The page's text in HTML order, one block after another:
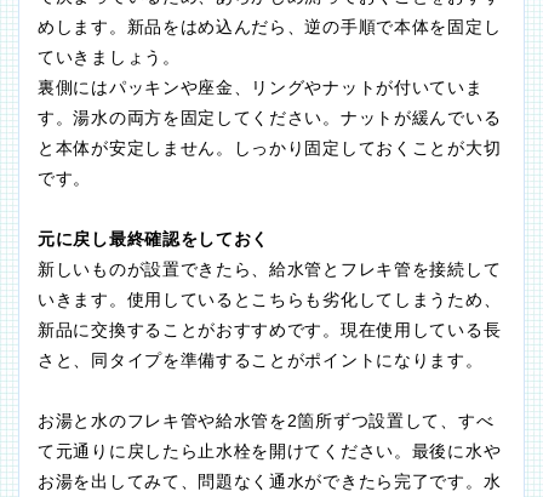
めします。新品をはめ込んだら、逆の手順で本体を固定し
ていきましょう。
裏側にはパッキンや座金、リングやナットが付いていま
す。湯水の両方を固定してください。ナットが緩んでいる
と本体が安定しません。しっかり固定しておくことが大切
です。
元に戻し最終確認をしておく
新しいものが設置できたら、給水管とフレキ管を接続して
いきます。使用しているとこちらも劣化してしまうため、
新品に交換することがおすすめです。現在使用している長
さと、同タイプを準備することがポイントになります。
お湯と水のフレキ管や給水管を2箇所ずつ設置して、すべ
て元通りに戻したら止水栓を開けてください。最後に水や
お湯を出してみて、問題なく通水ができたら完了です。水